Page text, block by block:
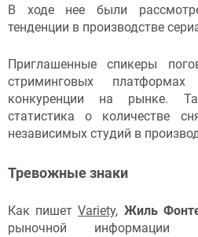
В ходе нее были
тенденции в производстве
Приглашенные спикеры
стриминговых
конкуренции на рынке.
статистика о количестве
независимых студий в
Тревожные знаки
Как пишетVariety, Жиль
рыночной информации